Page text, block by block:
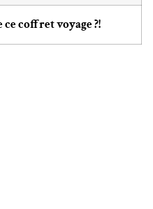
ce coffret voyage ?!